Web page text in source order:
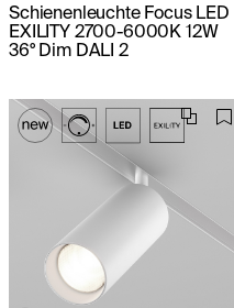
Schienenleuchte Focus LED
EXILITY 2700-6000K 12W
36° Dim DALI 2